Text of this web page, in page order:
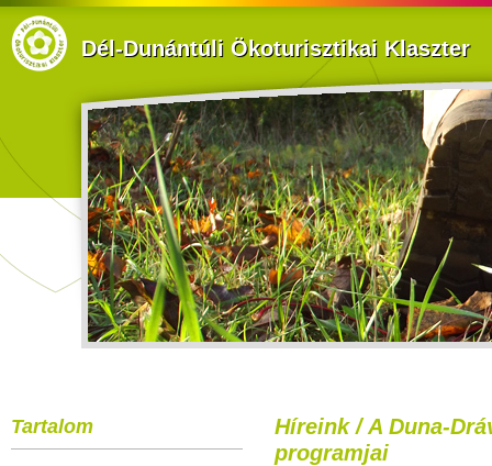
Dél-Dunántúli Ökoturisztikai Klaszter
Tartalom
Híreink / A Duna-
programjai